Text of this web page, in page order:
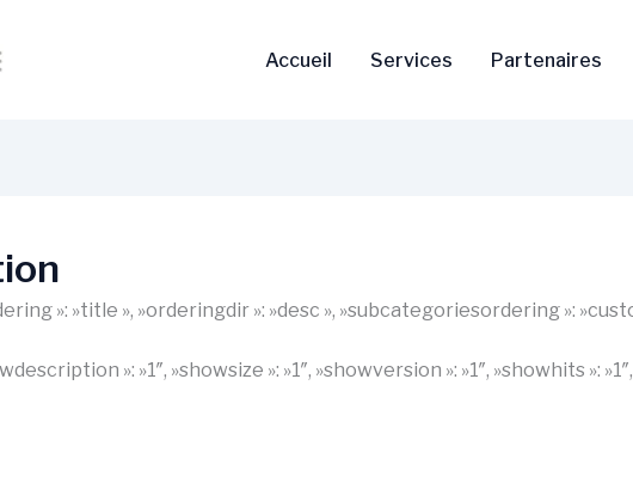
Accueil Services Partenaires
»: »title », »orderingdir »: »desc », »subcategoriesordering »:
»: »1″, »showsize »: »1″, »showversion »: »1″, »showhits